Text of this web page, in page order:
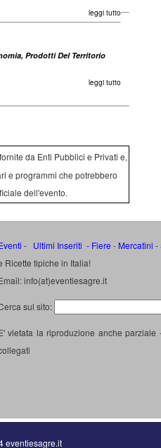
leggi tutto
Prodotti Del Territorio
leggi tutto
da Enti Pubblici e Privati e,
e programmi che potrebbero
dell'evento.
- Ultimi Inseriti - Fiere - Mercatini -
Ricette tipiche in Italia!
info(at)eventiesagre.it
sul sito:
vietata la riproduzione anche
eventiesagre.it